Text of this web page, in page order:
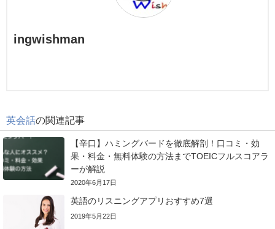
ingwishman
英会話の関連記事
【辛口】ハミングバードを徹底解剖！口コミ・効
果・料金・無料体験の方法までTOEICフルスコアラ
ーが解説
2020年6月17日
英語のリスニングアプリおすすめ7選
2019年5月22日